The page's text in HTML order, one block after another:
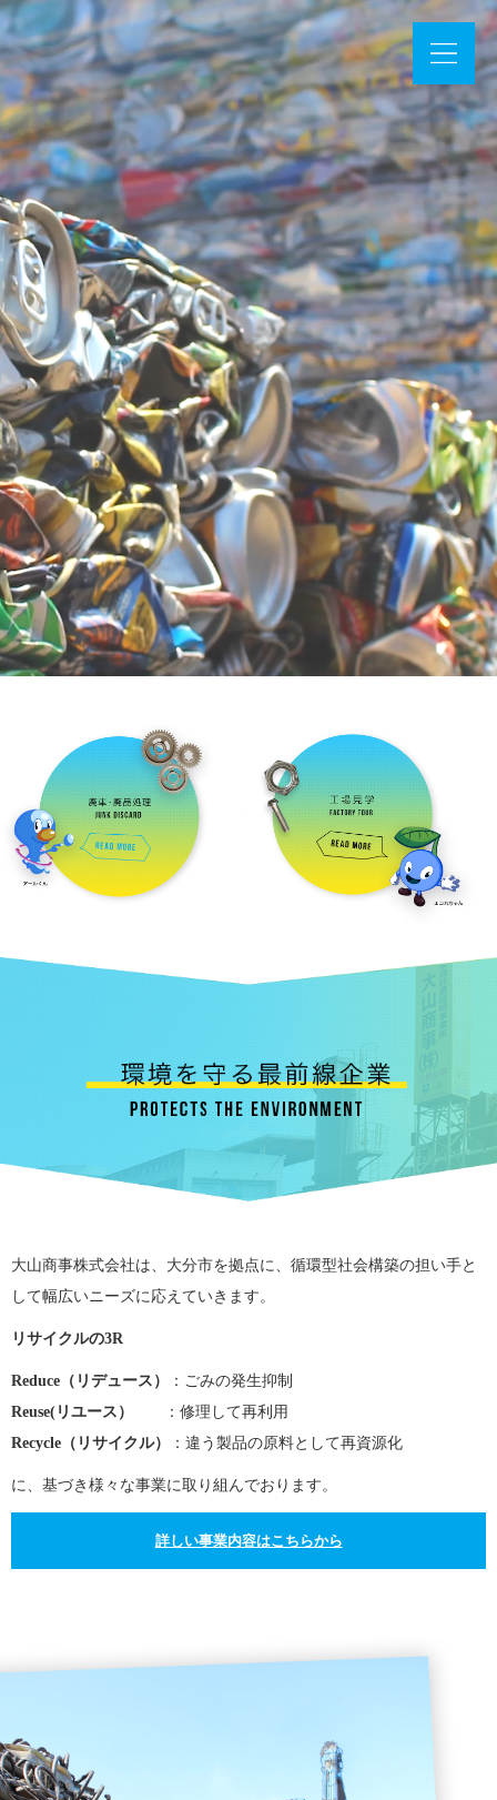
大山商事株式会社は、大分市を拠点に、循環型社会構築の担い手と
して幅広いニーズに応えていきます。
リサイクルの3R
Reduce（リデュース）
：ごみの発生抑制
Reuse(リユース）
：修理して再利用
Recycle（リサイクル）
：違う製品の原料として再資源化
に、基づき様々な事業に取り組んでおります。
詳しい事業内容はこちらから